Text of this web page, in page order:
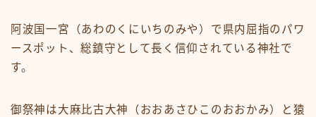
阿波国一宮（あわのくにいちのみや）で県内屈指のパワ
ースポット、総鎮守として長く信仰されている神社で
す。
御祭神は大麻比古大神（おおあさひこのおおかみ）と猿